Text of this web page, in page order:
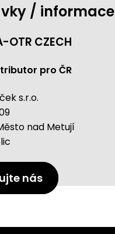
/ informace
OTR CZECH
pro ČR
s.r.o.
nad Metují
nás